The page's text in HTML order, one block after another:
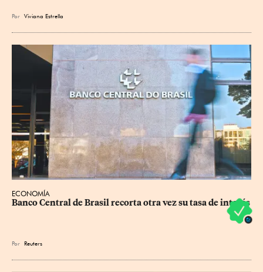
Por Viviana Estrella
ECONOMÍA
Banco Central de Brasil recorta otra vez su tasa de interés
Por Reuters